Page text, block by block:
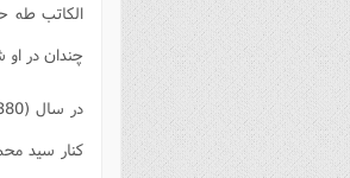
الکاتب طه
چندان در
کنار سید